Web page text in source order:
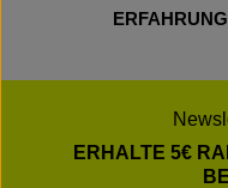
ERHALTE 5€